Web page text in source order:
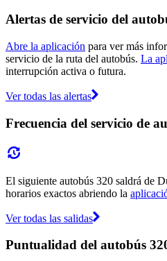
Alertas de servicio del
Abre la aplicación para ver más
servicio de la ruta del autobús. La
interrupción activa o futura.
Ver todas las alertas
Frecuencia del servicio de
El siguiente autobús 320 saldrá de
horarios exactos abriendo la
Ver todas las salidas
Puntualidad del autobús